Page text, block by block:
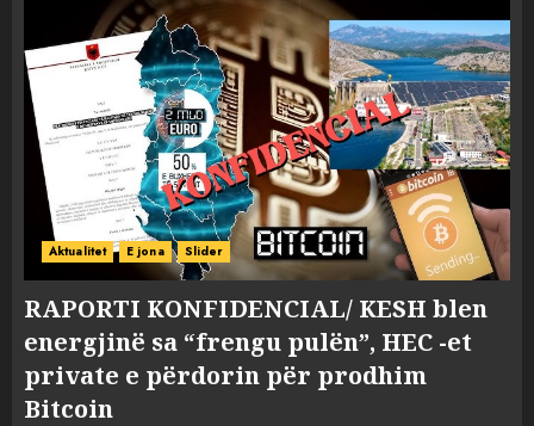
Aktualitet E jona Slider
RAPORTI KONFIDENCIAL/ KESH blen
energjinë sa “frengu pulën”, HEC -et
private e përdorin për prodhim
Bitcoin